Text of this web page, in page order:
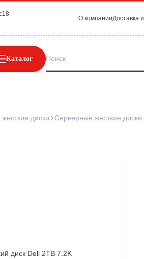
О компанииДоставка
Каталог
диски Серверные жесткие диски